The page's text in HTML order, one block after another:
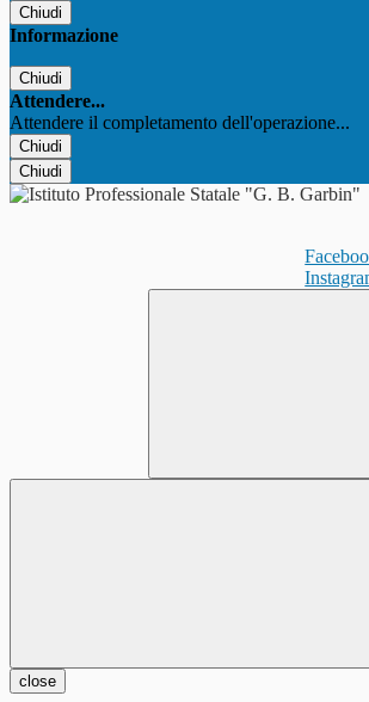
Chiudi
Informazione
Chiudi
Attendere...
Attendere il completamento dell'operazione...
Chiudi
Chiudi
close